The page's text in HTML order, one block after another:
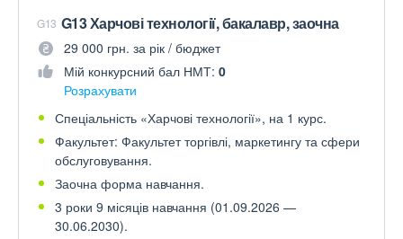
G13 G13 Харчові технології, бакалавр, заочна
29 000 грн. за рік / бюджет
Мій конкурсний бал НМТ: 0
Розрахувати
Спеціальність «Харчові технології», на 1 курс.
Факультет: Факультет торгівлі, маркетингу та сфери
обслуговування.
Заочна форма навчання.
3 роки 9 місяців навчання (01.09.2026 —
30.06.2030).